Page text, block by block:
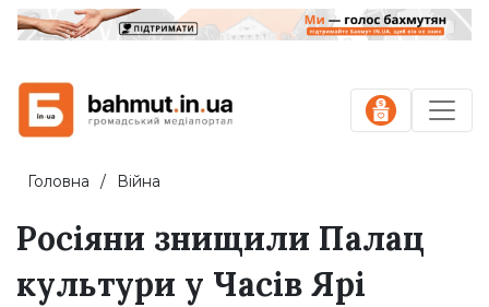
Головна Війна
Росіяни знищили Палац
культури у Часів Ярі